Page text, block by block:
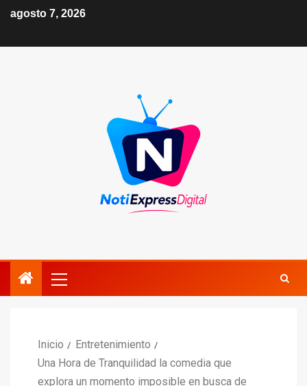
agosto 7, 2026
Inicio
Entretenimiento
Una Hora de Tranquilidad la comedia que
explora un momento imposible en busca de